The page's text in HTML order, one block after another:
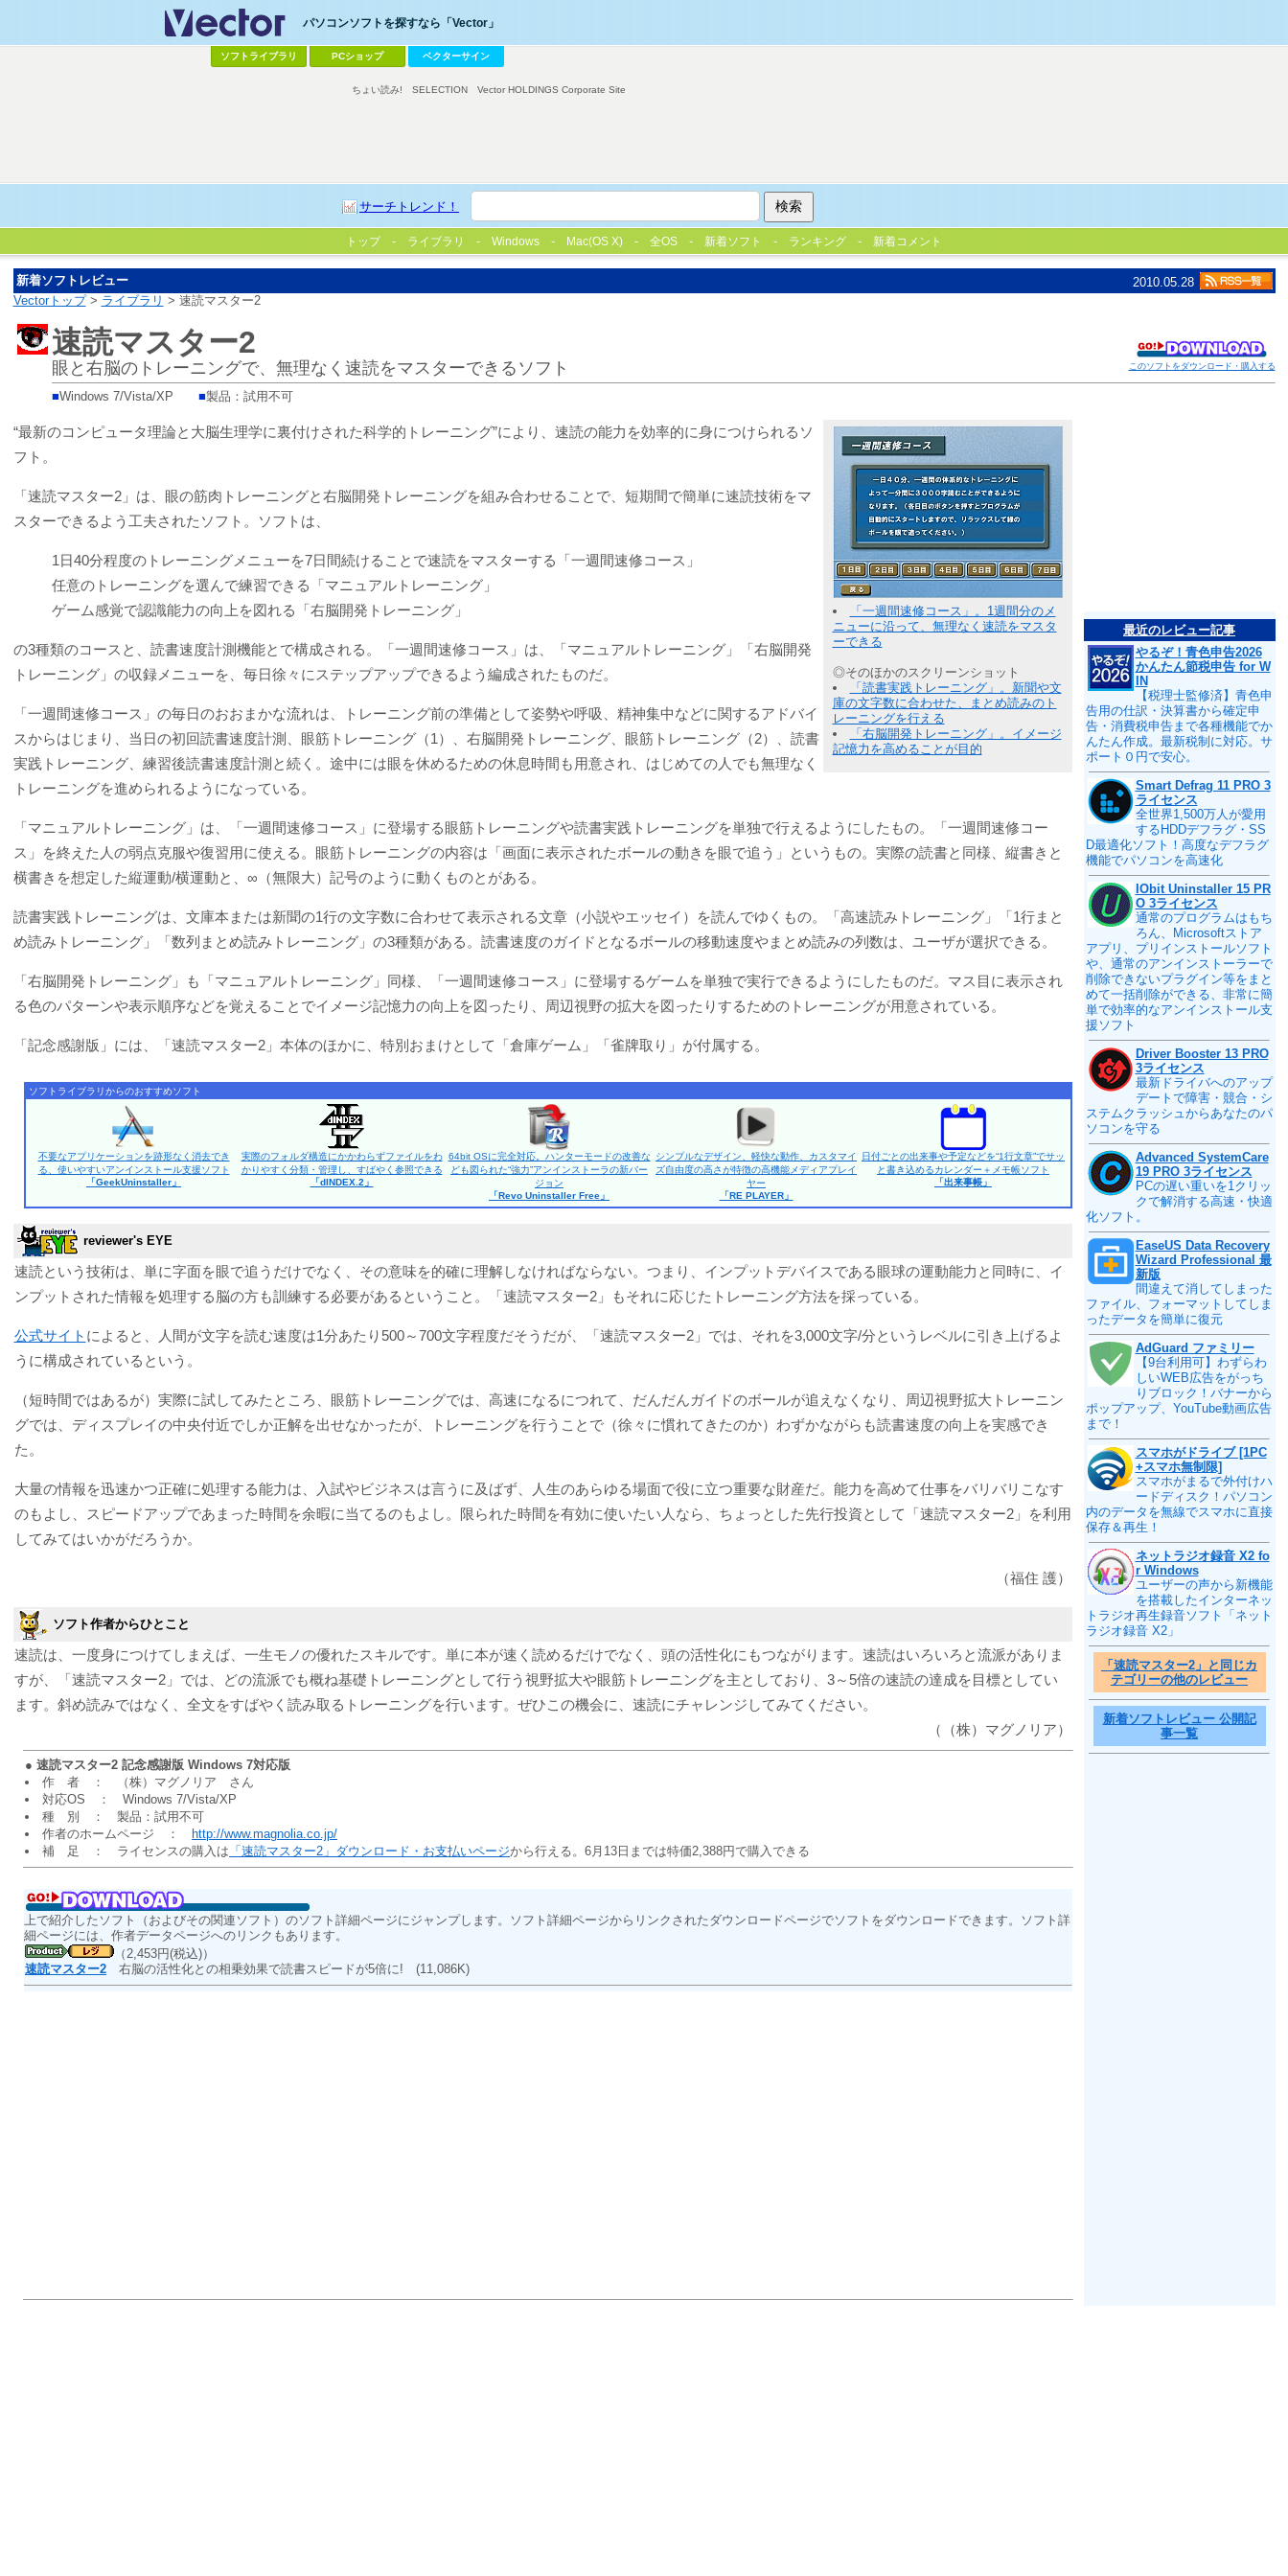
パソコンソフトを探すなら「Vector」
ソフトライブラリ PCショップ ベクターサイン
サーチトレンド！
ちょい読み! SELECTION Vector HOLDINGS Corporate Site
トップ ライブラリ Windows Mac(OS X) 全OS 新着ソフト ランキング 新着コメント
新着ソフトレビュー
2010.05.28
Vectorトップ> ライブラリ > 速読マスター2
このソフトをダウンロード・購入する
速読マスター2
眼と右脳のトレーニングで、無理なく速読をマスターできるソフト
■Windows 7/Vista/XP ■製品：試用不可
「一週間速修コース」。1週間分のメ
ニューに沿って、無理なく速読をマスタ
ーできる
◎そのほかのスクリーンショット
「読書実践トレーニング」。新聞や文
庫の文字数に合わせた、まとめ読みのト
レーニングを行える
「右脳開発トレーニング」。イメージ
記憶力を高めることが目的
“最新のコンピュータ理論と大脳生理学に裏付けされた科学的トレーニング”により、速読の能力を効率的に身につけられるソ
フト。
「速読マスター2」は、眼の筋肉トレーニングと右脳開発トレーニングを組み合わせることで、短期間で簡単に速読技術をマ
スターできるよう工夫されたソフト。ソフトは、
1日40分程度のトレーニングメニューを7日間続けることで速読をマスターする「一週間速修コース」
任意のトレーニングを選んで練習できる「マニュアルトレーニング」
ゲーム感覚で認識能力の向上を図れる「右脳開発トレーニング」
の3種類のコースと、読書速度計測機能とで構成される。「一週間速修コース」は、「マニュアルトレーニング」「右脳開発
トレーニング」の収録メニューを、毎日徐々にステップアップできるよう編成されたものだ。
「一週間速修コース」の毎日のおおまかな流れは、トレーニング前の準備として姿勢や呼吸、精神集中などに関するアドバイ
スからはじまり、当日の初回読書速度計測、眼筋トレーニング（1）、右脳開発トレーニング、眼筋トレーニング（2）、読書
実践トレーニング、練習後読書速度計測と続く。途中には眼を休めるための休息時間も用意され、はじめての人でも無理なく
トレーニングを進められるようになっている。
「マニュアルトレーニング」は、「一週間速修コース」に登場する眼筋トレーニングや読書実践トレーニングを単独で行えるようにしたもの。「一週間速修コー
ス」を終えた人の弱点克服や復習用に使える。眼筋トレーニングの内容は「画面に表示されたボールの動きを眼で追う」というもの。実際の読書と同様、縦書きと
横書きを想定した縦運動/横運動と、∞（無限大）記号のように動くものとがある。
読書実践トレーニングは、文庫本または新聞の1行の文字数に合わせて表示される文章（小説やエッセイ）を読んでゆくもの。「高速読みトレーニング」「1行まと
め読みトレーニング」「数列まとめ読みトレーニング」の3種類がある。読書速度のガイドとなるボールの移動速度やまとめ読みの列数は、ユーザが選択できる。
「右脳開発トレーニング」も「マニュアルトレーニング」同様、「一週間速修コース」に登場するゲームを単独で実行できるようにしたものだ。マス目に表示され
る色のパターンや表示順序などを覚えることでイメージ記憶力の向上を図ったり、周辺視野の拡大を図ったりするためのトレーニングが用意されている。
「記念感謝版」には、「速読マスター2」本体のほかに、特別おまけとして「倉庫ゲーム」「雀牌取り」が付属する。
ソフトライブラリからのおすすめソフト
不要なアプリケーションを跡形なく消去でき
る、使いやすいアンインストール支援ソフト
「GeekUninstaller」
実際のフォルダ構造にかかわらずファイルをわ
かりやすく分類・管理し、すばやく参照できる
「dINDEX.2」
64bit OSに完全対応。ハンターモードの改善な
ども図られた“強力”アンインストーラの新バー
ジョン
「Revo Uninstaller Free」
シンプルなデザイン、軽快な動作、カスタマイ
ズ自由度の高さが特徴の高機能メディアプレイ
ヤー
「RE PLAYER」
日付ごとの出来事や予定などを“1行文章”でサッ
と書き込めるカレンダー＋メモ帳ソフト
「出来事帳」
reviewer's EYE
速読という技術は、単に字面を眼で追うだけでなく、その意味を的確に理解しなければならない。つまり、インプットデバイスである眼球の運動能力と同時に、イ
ンプットされた情報を処理する脳の方も訓練する必要があるということ。「速読マスター2」もそれに応じたトレーニング方法を採っている。
公式サイト によると、人間が文字を読む速度は1分あたり500～700文字程度だそうだが、「速読マスター2」では、それを3,000文字/分というレベルに引き上げるよ
うに構成されているという。
（短時間ではあるが）実際に試してみたところ、眼筋トレーニングでは、高速になるにつれて、だんだんガイドのボールが追えなくなり、周辺視野拡大トレーニン
グでは、ディスプレイの中央付近でしか正解を出せなかったが、トレーニングを行うことで（徐々に慣れてきたのか）わずかながらも読書速度の向上を実感でき
た。
大量の情報を迅速かつ正確に処理する能力は、入試やビジネスは言うに及ばず、人生のあらゆる場面で役に立つ重要な財産だ。能力を高めて仕事をバリバリこなす
のもよし、スピードアップであまった時間を余暇に当てるのもよし。限られた時間を有効に使いたい人なら、ちょっとした先行投資として「速読マスター2」を利用
してみてはいかがだろうか。
（福住 護）
ソフト作者からひとこと
速読は、一度身につけてしまえば、一生モノの優れたスキルです。単に本が速く読めるだけでなく、頭の活性化にもつながります。速読はいろいろと流派がありま
すが、「速読マスター2」では、どの流派でも概ね基礎トレーニングとして行う視野拡大や眼筋トレーニングを主としており、3～5倍の速読の達成を目標としてい
ます。斜め読みではなく、全文をすばやく読み取るトレーニングを行います。ぜひこの機会に、速読にチャレンジしてみてください。
（（株）マグノリア）
● 速読マスター2 記念感謝版 Windows 7対応版
作 者 ： （株）マグノリア さん
対応OS ： Windows 7/Vista/XP
種 別 ： 製品：試用不可
作者のホームページ ：
http://www.magnolia.co.jp/
補 足 ： ライセンスの購入は 「速読マスター2」ダウンロード・お支払いページから行える。6月13日までは特価2,388円で購入できる
上で紹介したソフト（およびその関連ソフト）のソフト詳細ページにジャンプします。ソフト詳細ページからリンクされたダウンロードページでソフトをダウンロードできます。ソフト詳
細ページには、作者データページへのリンクもあります。
（2,453円(税込)）
速読マスター2 右脳の活性化との相乗効果で読書スピードが5倍に! (11,086K)
最近のレビュー記事
やるぞ！青色申告2026
かんたん節税申告 for W
IN
【税理士監修済】青色申
告用の仕訳・決算書から確定申
告・消費税申告まで各種機能でか
んたん作成。最新税制に対応。サ
ポート０円で安心。
Smart Defrag 11 PRO 3
ライセンス
全世界1,500万人が愛用
するHDDデフラグ・SS
D最適化ソフト！高度なデフラグ
機能でパソコンを高速化
IObit Uninstaller 15 PR
O 3ライセンス
通常のプログラムはもち
ろん、Microsoftストア
アプリ、プリインストールソフト
や、通常のアンインストーラーで
削除できないプラグイン等をまと
めて一括削除ができる、非常に簡
単で効率的なアンインストール支
援ソフト
Driver Booster 13 PRO
3ライセンス
最新ドライバへのアップ
デートで障害・競合・シ
ステムクラッシュからあなたのパ
ソコンを守る
Advanced SystemCare
19 PRO 3ライセンス
PCの遅い重いを1クリッ
クで解消する高速・快適
化ソフト。
EaseUS Data Recovery
Wizard Professional 最
新版
間違えて消してしまった
ファイル、フォーマットしてしま
ったデータを簡単に復元
AdGuard ファミリー
【9台利用可】わずらわ
しいWEB広告をがっち
りブロック！バナーから
ポップアップ、YouTube動画広告
まで！
スマホがドライブ [1PC
+スマホ無制限]
スマホがまるで外付けハ
ードディスク！パソコン
内のデータを無線でスマホに直接
保存＆再生！
ネットラジオ録音 X2 fo
r Windows
ユーザーの声から新機能
を搭載したインターネッ
トラジオ再生録音ソフト「ネット
ラジオ録音 X2」
「速読マスター2」と同じカ
テゴリーの他のレビュー
新着ソフトレビュー 公開記
事一覧